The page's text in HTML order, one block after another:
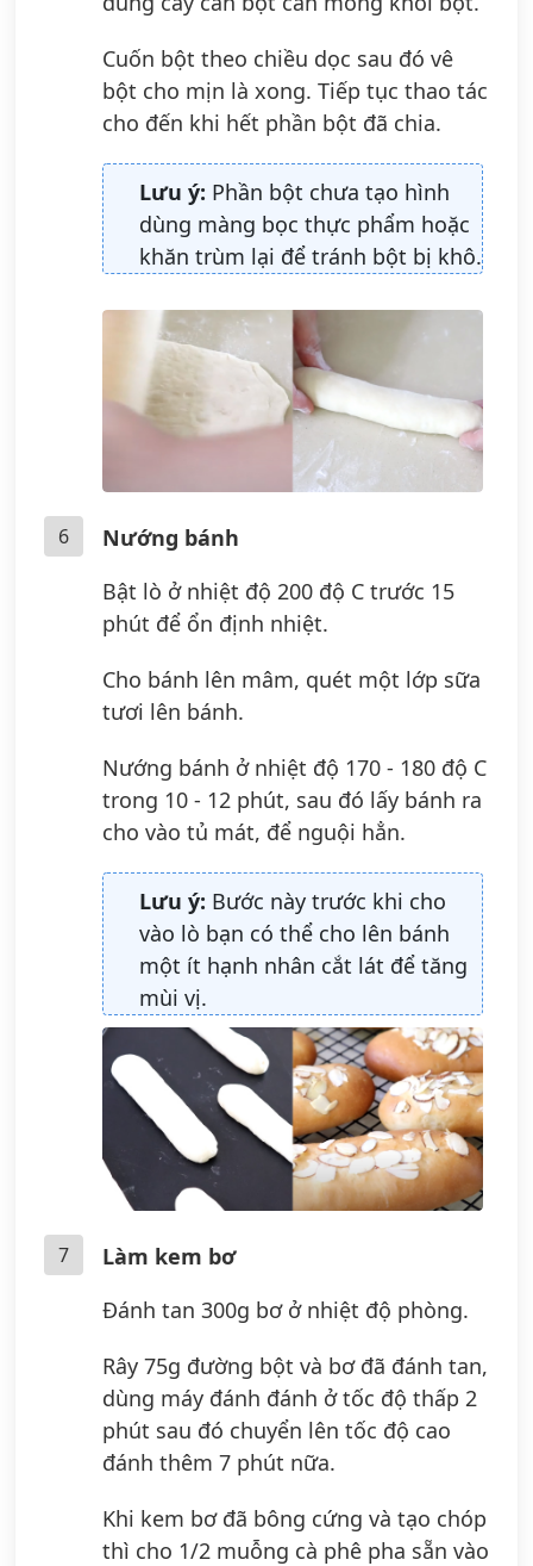
Cuốn bột theo chiều dọc sau đó vê
bột cho mịn là xong. Tiếp tục thao tác
cho đến khi hết phần bột đã chia.
Lưu ý: Phần bột chưa tạo hình
dùng màng bọc thực phẩm hoặc
khăn trùm lại để tránh bột bị khô.
6
Nướng bánh
Bật lò ở nhiệt độ 200 độ C trước 15
phút để ổn định nhiệt.
Cho bánh lên mâm, quét một lớp sữa
tươi lên bánh.
Nướng bánh ở nhiệt độ 170 - 180 độ C
trong 10 - 12 phút, sau đó lấy bánh ra
cho vào tủ mát, để nguội hẳn.
Lưu ý: Bước này trước khi cho
vào lò bạn có thể cho lên bánh
một ít hạnh nhân cắt lát để tăng
mùi vị.
7
Làm kem bơ
Đánh tan 300g bơ ở nhiệt độ phòng.
Rây 75g đường bột và bơ đã đánh tan,
dùng máy đánh đánh ở tốc độ thấp 2
phút sau đó chuyển lên tốc độ cao
đánh thêm 7 phút nữa.
Khi kem bơ đã bông cứng và tạo chóp
thì cho 1/2 muỗng cà phê pha sẵn vào